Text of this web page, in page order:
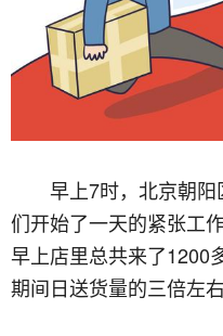
早上7时，北京朝
们开始了一天的紧张工
早上店里总共来了1200
期间日送货量的三倍左右